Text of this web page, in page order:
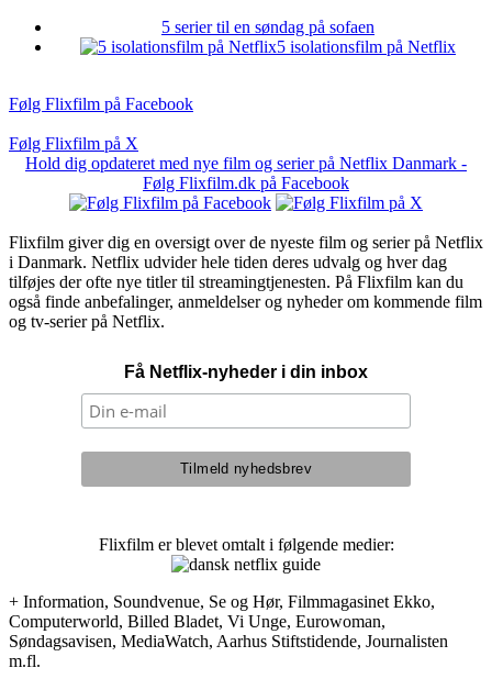
5 serier til en søndag på sofaen
5 isolationsfilm på Netflix
Følg Flixfilm på Facebook
Følg Flixfilm på X
Hold dig opdateret med nye film og serier på Netflix Danmark -
Følg Flixfilm.dk på Facebook
Flixfilm giver dig en oversigt over de nyeste film og serier på Netflix
i Danmark. Netflix udvider hele tiden deres udvalg og hver dag
tilføjes der ofte nye titler til streamingtjenesten. På Flixfilm kan du
også finde anbefalinger, anmeldelser og nyheder om kommende film
og tv-serier på Netflix.
Få Netflix-nyheder i din inbox
Flixfilm er blevet omtalt i følgende medier:
+ Information, Soundvenue, Se og Hør, Filmmagasinet Ekko,
Computerworld, Billed Bladet, Vi Unge, Eurowoman,
Søndagsavisen, MediaWatch, Aarhus Stiftstidende, Journalisten
m.fl.